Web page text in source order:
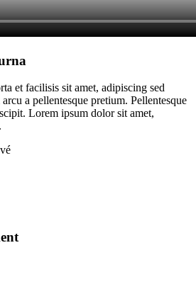
et facilisis sit amet, adipiscing sed
a pellentesque pretium. Pellentesque
Lorem ipsum dolor sit amet,